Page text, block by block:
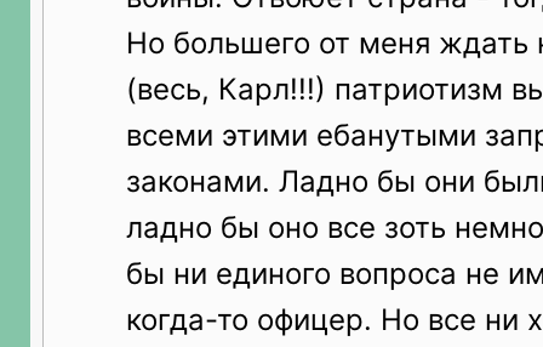
Но большего от меня ждать
(весь, Карл!!!) патриотизм
всеми этими ебанутыми
законами. Ладно бы они
ладно бы оно все зоть
бы ни единого вопроса не
когда-то офицер. Но все ни